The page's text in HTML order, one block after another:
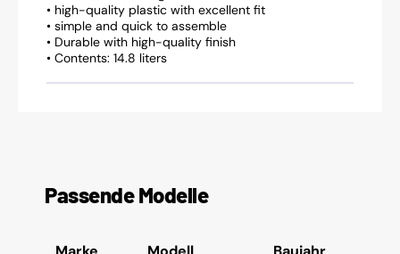
• high-quality plastic with excellent fit
• simple and quick to assemble
• Durable with high-quality finish
• Contents: 14.8 liters
Passende Modelle